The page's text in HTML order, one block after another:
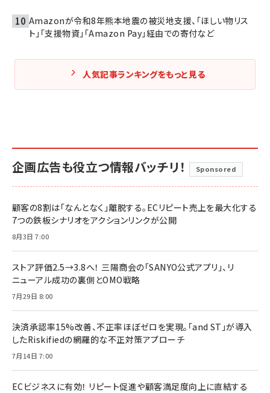
Amazonが令和8年熊本地震の被災地支援、「ほしい物リス
ト」「支援物資」「Amazon Pay」経由での寄付など
人気記事ランキングをもっと見る
企画広告も役立つ情報バッチリ！ Sponsored
顧客の8割は「なんとなく」離脱する。ECリピート売上を最大化する
7つの鉄板シナリオをアクションリンクが公開
8月3日 7:00
ストア評価2.5→3.8へ！ 三陽商会の「SANYO公式アプリ」、リ
ニューアル成功の裏側とOMO戦略
7月29日 8:00
決済承認率15%改善、不正率ほぼゼロを実現。「and ST」が導入
したRiskifiedの網羅的な不正対策アプローチ
7月14日 7:00
ECビジネスに有効！ リピート促進や顧客満足度向上に直結する